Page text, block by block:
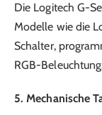
Die Logitech G-
Modelle wie die
Schalter,
RGB-
5. Mechanische